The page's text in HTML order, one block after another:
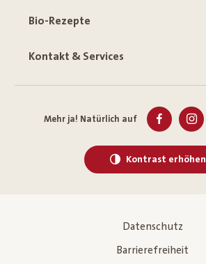
Bio-Rezepte
Kontakt & Services
Mehr ja! Natürlich auf
Kontrast erhöhen
Datenschutz
Barrierefreiheit